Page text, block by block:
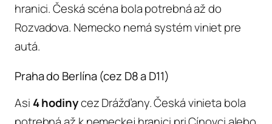
hranici. Česká scéna bola potrebná až do
Rozvadova. Nemecko nemá systém viniet pre
autá.
Praha do Berlína (cez D8 a D11)
Asi 4 hodinycez Drážďany. Česká vinieta bola